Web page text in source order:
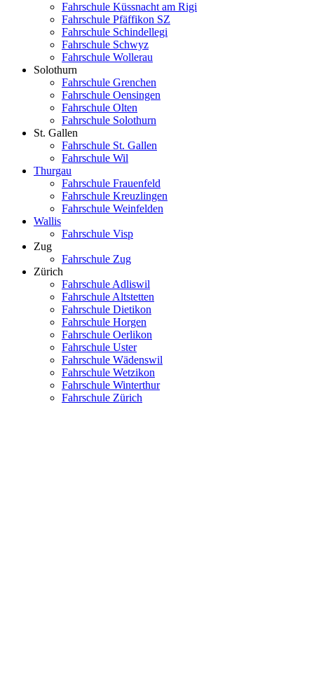
Fahrschule Küssnacht am Rigi
Fahrschule Pfäffikon SZ
Fahrschule Schindellegi
Fahrschule Schwyz
Fahrschule Wollerau
Solothurn
Fahrschule Grenchen
Fahrschule Oensingen
Fahrschule Olten
Fahrschule Solothurn
St. Gallen
Fahrschule St. Gallen
Fahrschule Wil
Thurgau
Fahrschule Frauenfeld
Fahrschule Kreuzlingen
Fahrschule Weinfelden
Wallis
Fahrschule Visp
Zug
Fahrschule Zug
Zürich
Fahrschule Adliswil
Fahrschule Altstetten
Fahrschule Dietikon
Fahrschule Horgen
Fahrschule Oerlikon
Fahrschule Uster
Fahrschule Wädenswil
Fahrschule Wetzikon
Fahrschule Winterthur
Fahrschule Zürich